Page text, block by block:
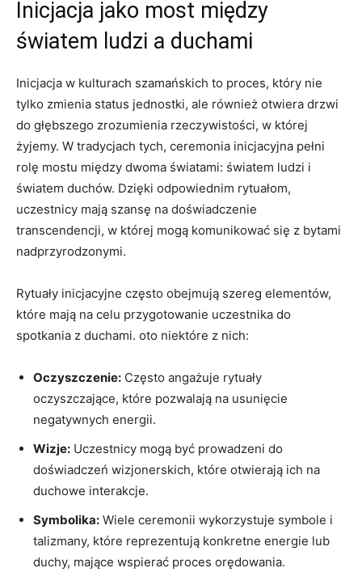
Inicjacja jako most między
światem ludzi a duchami
Inicjacja w kulturach szamańskich to proces, który nie
tylko zmienia status jednostki, ale również otwiera drzwi
do głębszego zrozumienia rzeczywistości, w której
żyjemy. W tradycjach tych, ceremonia inicjacyjna pełni
rolę mostu między dwoma światami: światem ludzi i
światem duchów. Dzięki odpowiednim rytuałom,
uczestnicy mają szansę na doświadczenie
transcendencji, w której mogą komunikować się z bytami
nadprzyrodzonymi.
Rytuały inicjacyjne często obejmują szereg elementów,
które mają na celu przygotowanie uczestnika do
spotkania z duchami. oto niektóre z nich:
Oczyszczenie: Często angażuje rytuały
oczyszczające, które pozwalają na usunięcie
negatywnych energii.
Wizje: Uczestnicy mogą być prowadzeni do
doświadczeń wizjonerskich, które otwierają ich na
duchowe interakcje.
Symbolika: Wiele ceremonii wykorzystuje symbole i
talizmany, które reprezentują konkretne energie lub
duchy, mające wspierać proces orędowania.